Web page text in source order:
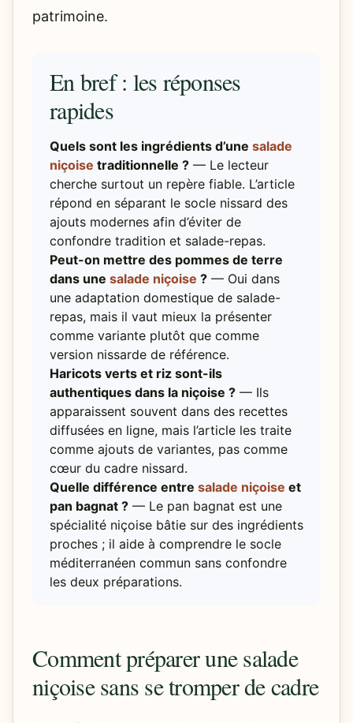
patrimoine.
En bref : les réponses
rapides
Quels sont les ingrédients d’une salade
niçoise traditionnelle ? — Le lecteur
cherche surtout un repère fiable. L’article
répond en séparant le socle nissard des
ajouts modernes afin d’éviter de
confondre tradition et salade-repas.
Peut-on mettre des pommes de terre
dans une salade niçoise ? — Oui dans
une adaptation domestique de salade-
repas, mais il vaut mieux la présenter
comme variante plutôt que comme
version nissarde de référence.
Haricots verts et riz sont-ils
authentiques dans la niçoise ? — Ils
apparaissent souvent dans des recettes
diffusées en ligne, mais l’article les traite
comme ajouts de variantes, pas comme
cœur du cadre nissard.
Quelle différence entre salade niçoise et
pan bagnat ? — Le pan bagnat est une
spécialité niçoise bâtie sur des ingrédients
proches ; il aide à comprendre le socle
méditerranéen commun sans confondre
les deux préparations.
Comment préparer une salade
niçoise sans se tromper de cadre